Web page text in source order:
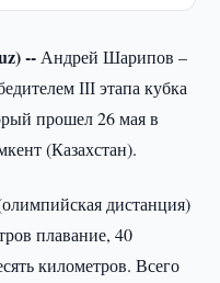
-- Андрей Шарипов –
ІІІ этапа кубка
прошел 26 мая в
(Казахстан).
дистанция)
плавание, 40
километров. Всего